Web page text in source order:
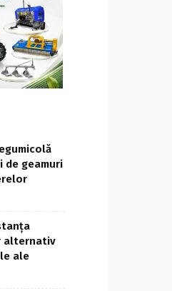
de geamuri
alternativ
ale